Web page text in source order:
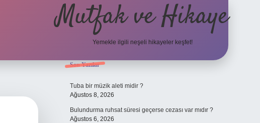
Mutfak ve Hikaye
Yemekle ilgili neşeli hikayeler keşfet!
Sidebar
Son Yazılar
Tuba bir müzik aleti midir ?
Ağustos 8, 2026
Bulundurma ruhsat süresi geçerse cezası var mıdır ?
Ağustos 6, 2026